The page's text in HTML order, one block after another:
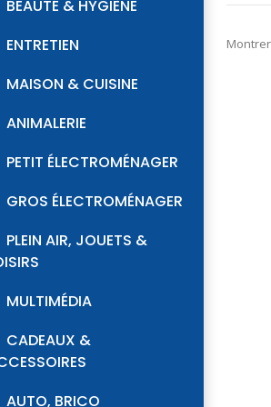
BEAUTÉ & HYGIÈNE
ENTRETIEN
MAISON & CUISINE
ANIMALERIE
PETIT ÉLECTROMÉNAGER
GROS ÉLECTROMÉNAGER
PLEIN AIR, JOUETS &
MULTIMÉDIA
CADEAUX &
AUTO, BRICO